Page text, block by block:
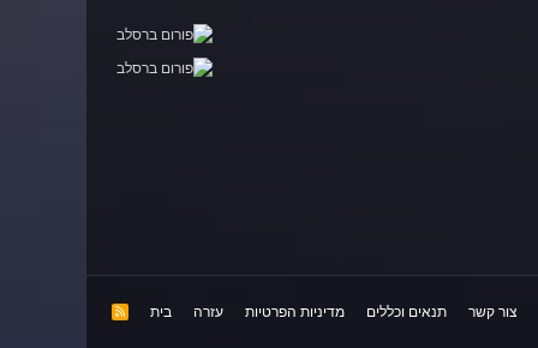
צור קשר תנאים וכללים מדיניות הפרטיות עזרה בית
R